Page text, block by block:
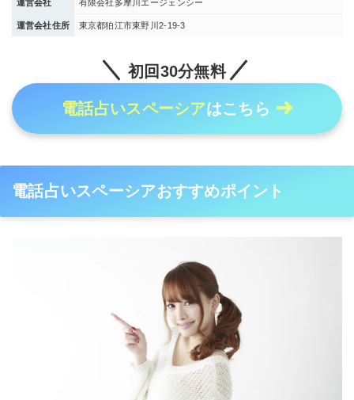
運営会社 有限会社多摩川エージェンシー
運営会社住所 東京都狛江市東野川2-19-3
初回30分無料
電話占いスペーシアはこちら
電話占いスペーシアおすすめポイント